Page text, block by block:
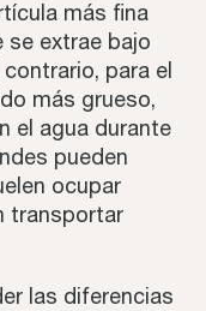
más fina
se extrae bajo
para el
más grueso,
el agua durante
pueden
ocupar
transportar
las diferencias